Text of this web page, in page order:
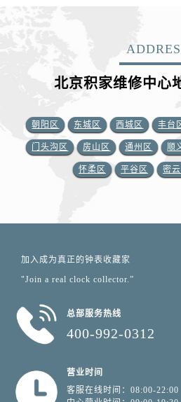
北京积家维修中心
朝阳区 东城区 西城区 丰台
门头沟区 房山区 通州区 顺
怀柔区 平谷区 密
加入成为真正的钟表收藏家
"Join a real clock collector.”
总部服务热线
400-992-0312
营业时间
客服在线时间：08:00-22:00